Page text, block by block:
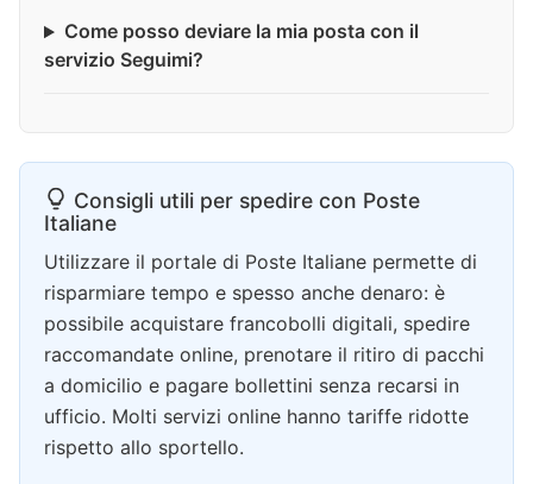
Come posso deviare la mia posta con il
servizio Seguimi?
Consigli utili per spedire con Poste
Italiane
Utilizzare il portale di Poste Italiane permette di
risparmiare tempo e spesso anche denaro: è
possibile acquistare francobolli digitali, spedire
raccomandate online, prenotare il ritiro di pacchi
a domicilio e pagare bollettini senza recarsi in
ufficio. Molti servizi online hanno tariffe ridotte
rispetto allo sportello.